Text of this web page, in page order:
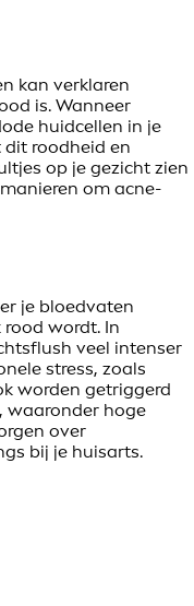
kan verklaren
is. Wanneer
huidcellen in je
roodheid en
op je gezicht zien
om acne-
je bloedvaten
wordt. In
veel intenser
stress, zoals
worden getriggerd
waaronder hoge
over
bij je huisarts.